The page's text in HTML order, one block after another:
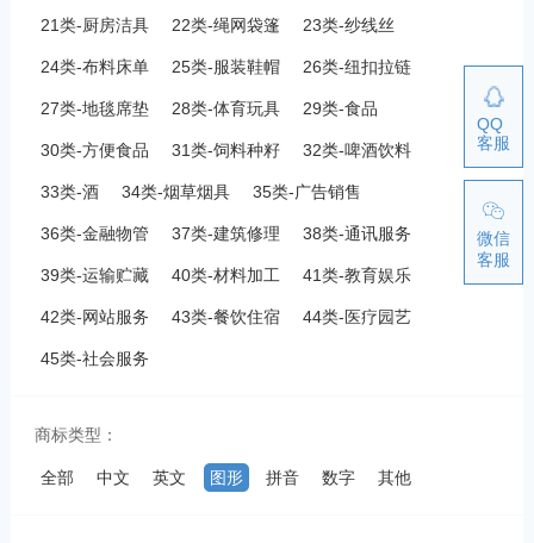
21类-厨房洁具 22类-绳网袋篷 23类-纱线丝
24类-布料床单 25类-服装鞋帽 26类-纽扣拉链
27类-地毯席垫 28类-体育玩具 29类-食品
30类-方便食品 31类-饲料种籽 32类-啤酒饮料
33类-酒 34类-烟草烟具 35类-广告销售
36类-金融物管 37类-建筑修理 38类-通讯服务
39类-运输贮藏 40类-材料加工 41类-教育娱乐
42类-网站服务 43类-餐饮住宿 44类-医疗园艺
45类-社会服务
商标类型：
全部 中文 英文 图形 拼音 数字 其他
QQ
客服
微信
客服